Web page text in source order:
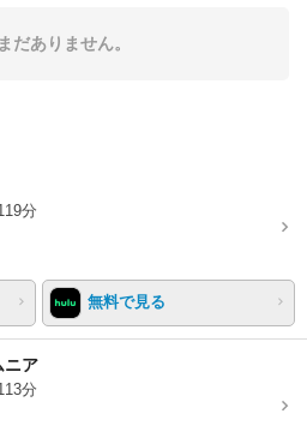
だありません。
分
無料で見る
ニア
分